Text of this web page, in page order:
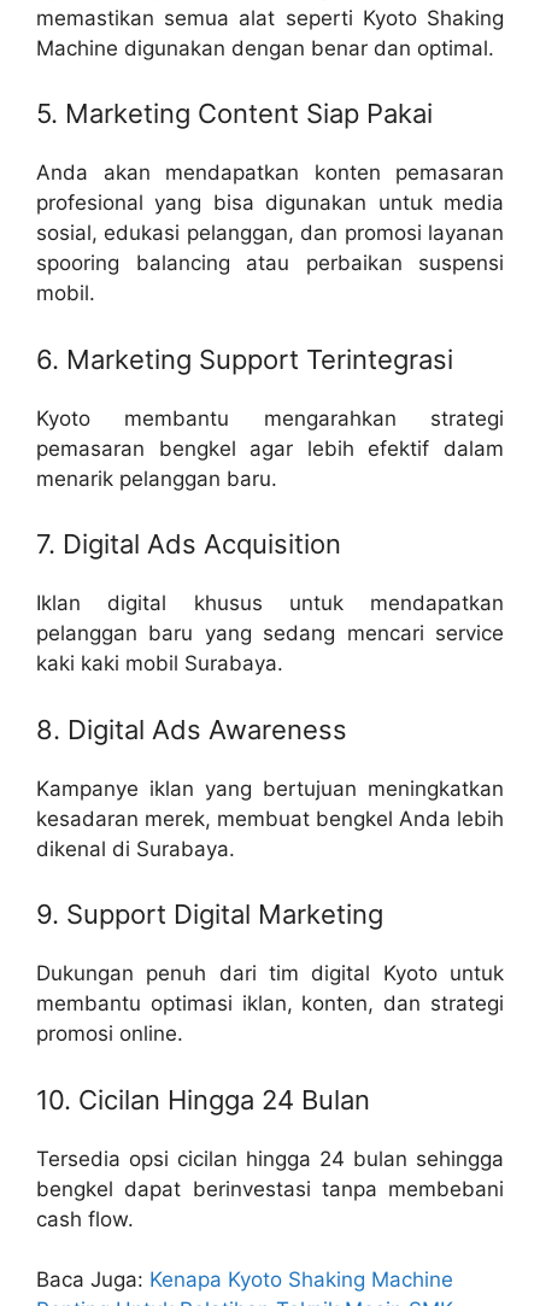
memastikan semua alat seperti Kyoto Shaking
Machine digunakan dengan benar dan optimal.
5. Marketing Content Siap Pakai
Anda akan mendapatkan konten pemasaran
profesional yang bisa digunakan untuk media
sosial, edukasi pelanggan, dan promosi layanan
spooring balancing atau perbaikan suspensi
mobil.
6. Marketing Support Terintegrasi
Kyoto membantu mengarahkan strategi
pemasaran bengkel agar lebih efektif dalam
menarik pelanggan baru.
7. Digital Ads Acquisition
Iklan digital khusus untuk mendapatkan
pelanggan baru yang sedang mencari service
kaki kaki mobil Surabaya.
8. Digital Ads Awareness
Kampanye iklan yang bertujuan meningkatkan
kesadaran merek, membuat bengkel Anda lebih
dikenal di Surabaya.
9. Support Digital Marketing
Dukungan penuh dari tim digital Kyoto untuk
membantu optimasi iklan, konten, dan strategi
promosi online.
10. Cicilan Hingga 24 Bulan
Tersedia opsi cicilan hingga 24 bulan sehingga
bengkel dapat berinvestasi tanpa membebani
cash flow.
Baca Juga: Kenapa Kyoto Shaking Machine